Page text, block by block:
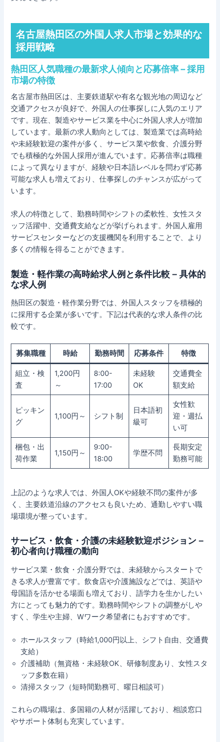
名古屋熱田区の外国人求人市場と効果的な
採用戦略
熱田区人気職種の最新求人傾向と応募倍率 – 採用
市場の特徴
名古屋市熱田区は、主要鉄道駅や有名な観光地の周辺など
交通アクセスが良好で、外国人の仕事探しに人気のエリア
です。現在、製造やサービス業を中心に外国人求人が増加
しています。最新の求人動向としては、製造業では高時給
や未経験歓迎の案件が多く、サービス業や飲食、介護分野
でも積極的な外国人採用が進んでいます。応募倍率は職種
によって異なりますが、経験や日本語レベルを問わず応募
可能な求人も増えており、仕事探しのチャンスが広がって
います。
求人の特徴として、勤務時間やシフトの柔軟性、女性スタ
ッフ活躍中、交通費支給などが挙げられます。外国人雇用
サービスセンターなどの支援機関を利用することで、より
多くの情報を得ることができます。
製造・軽作業の高時給求人例と条件比較 – 具体的
な求人例
熱田区の製造・軽作業分野では、外国人スタッフを積極的
に採用する企業が多いです。下記は代表的な求人条件の比
較です。
募集職種 時給 勤務時間 応募条件 特徴
組立・検
査
1,200円
～
8:00-
17:00
未経験
OK
交通費全
額支給
ピッキン
グ
1,100円～ シフト制
日本語初
級可
女性歓
迎・週払
い可
梱包・出
荷作業
1,150円～
9:00-
18:00
学歴不問
長期安定
勤務可能
上記のような求人では、外国人OKや経験不問の案件が多
く、主要鉄道沿線のアクセスも良いため、通勤しやすい職
場環境が整っています。
サービス・飲食・介護の未経験歓迎ポジション –
初心者向け職種の動向
サービス業・飲食・介護分野では、未経験からスタートで
きる求人が豊富です。飲食店や介護施設などでは、英語や
母国語を活かせる場面も増えており、語学力を生かしたい
方にとっても魅力的です。勤務時間やシフトの調整がしや
すく、学生や主婦、Wワーク希望者にもおすすめです。
ホールスタッフ（時給1,000円以上、シフト自由、交通費
支給）
介護補助（無資格・未経験OK、研修制度あり、女性スタ
ッフ多数在籍）
清掃スタッフ（短時間勤務可、曜日相談可）
これらの職場は、多国籍の人材が活躍しており、相談窓口
やサポート体制も充実しています。